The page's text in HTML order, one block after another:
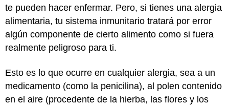
te pueden hacer enfermar. Pero, si tienes una alergia
alimentaria, tu sistema inmunitario tratará por error
algún componente de cierto alimento como si fuera
realmente peligroso para ti.
Esto es lo que ocurre en cualquier alergia, sea a un
medicamento (como la penicilina), al polen contenido
en el aire (procedente de la hierba, las flores y los